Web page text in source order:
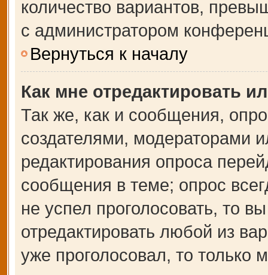
количество вариантов,
с администратором
Вернуться к началу
Как мне отредактировать
Так же, как и сообщения,
создателями, модераторами
редактирования опроса
сообщения в теме; опрос
не успел проголосовать, то
отредактировать любой из
уже проголосовал, то только